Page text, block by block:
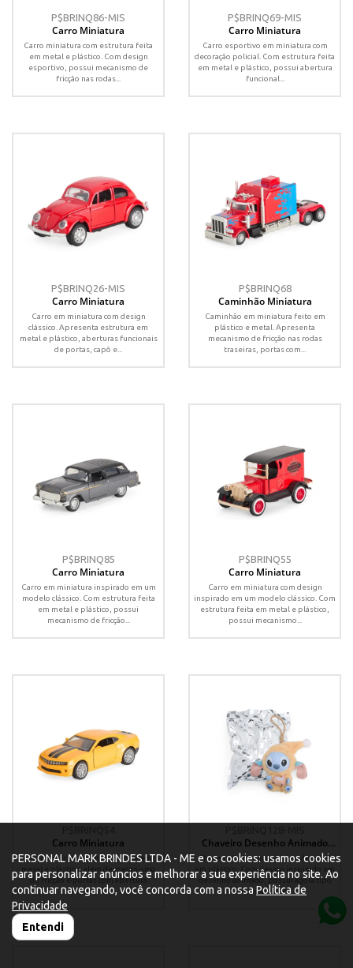
P$BRINQ86-MIS
Carro Miniatura
Carro miniatura com estrutura feita
em metal e plástico. Com design
esportivo, possui mecanismo de
fricção nas rodas...
P$BRINQ69-MIS
Carro Miniatura
Carro esportivo em miniatura com
decoração policial. Com estrutura feita
em metal e plástico, possui abertura
funcional...
P$BRINQ26-MIS
Carro Miniatura
Carro em miniatura com design
clássico. Apresenta estrutura em
metal e plástico, aberturas funcionais
de portas, capô e...
P$BRINQ68
Caminhão Miniatura
Caminhão em miniatura feito em
plástico e metal. Apresenta
mecanismo de fricção nas rodas
traseiras, portas com...
P$BRINQ85
Carro Miniatura
Carro em miniatura inspirado em um
modelo clássico. Com estrutura feita
em metal e plástico, possui
mecanismo de fricção...
P$BRINQ55
Carro Miniatura
Carro em miniatura com design
inspirado em um modelo clássico. Com
estrutura feita em metal e plástico,
possui mecanismo...
Carro Miniatura
Carro estilo cupê em miniatura em
metal e plástico, além de mecanismo
de fricção e portas com abertura
funcional.
Chaveiro Desenho Animado
Pelúcia
Chaveiro feito em pelúcia e detalhes
em plástico. Com design inspirado em
desenho animado, possui agola tipo
mosquetão e...
PERSONAL MARK BRINDES LTDA - ME e os cookies: usamos cookies
para personalizar anúncios e melhorar a sua experiência no site. Ao
continuar navegando, você concorda com a nossa Política de
Privacidade
Entendi